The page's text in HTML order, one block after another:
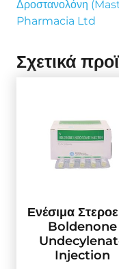
Δροστανολόνη
Pharmacia Ltd
Σχετικά
Ενέσιμα
Boldenone
Injection